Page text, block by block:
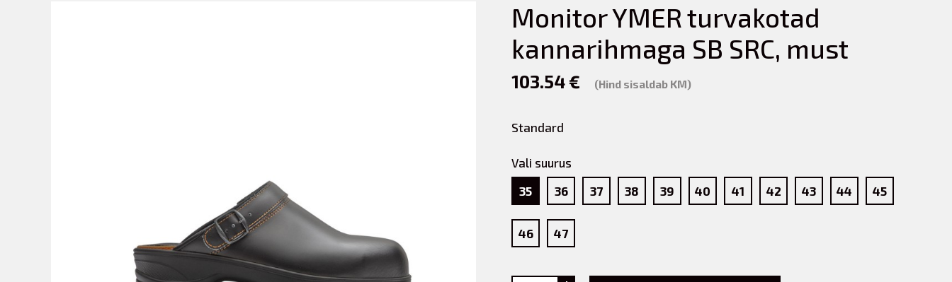
Monitor YMER turvakotad
kannarihmaga SB SRC, must
103.54 € (Hind sisaldab KM)
Standard
Vali suurus
35
36 37 38 39 40 41 42 43 44 45
46 47